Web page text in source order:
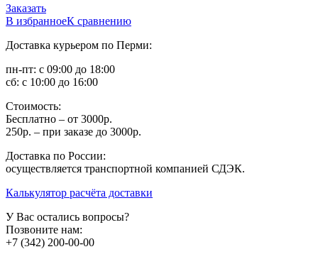
Заказать
В избранноеК сравнению
Доставка курьером по Перми:
пн-пт: с 09:00 до 18:00
сб: с 10:00 до 16:00
Стоимость:
Бесплатно – от 3000р.
250р. – при заказе до 3000р.
Доставка по России:
осуществляется транспортной компанией СДЭК.
Калькулятор расчёта доставки
У Вас остались вопросы?
Позвоните нам:
+7 (342) 200-00-00